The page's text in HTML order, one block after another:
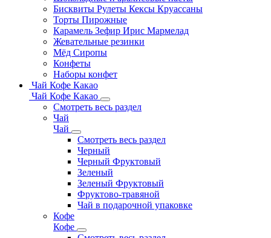
Бисквиты Рулеты Кексы Круассаны
Торты Пирожные
Карамель Зефир Ирис Мармелад
Жевательные резинки
Мёд Сиропы
Конфеты
Наборы конфет
Чай Кофе Какао
Чай Кофе Какао
Смотреть весь раздел
Чай
Чай
Смотреть весь раздел
Черный
Черный Фруктовый
Зеленый
Зеленый Фруктовый
Фруктово-травяной
Чай в подарочной упаковке
Кофе
Кофе